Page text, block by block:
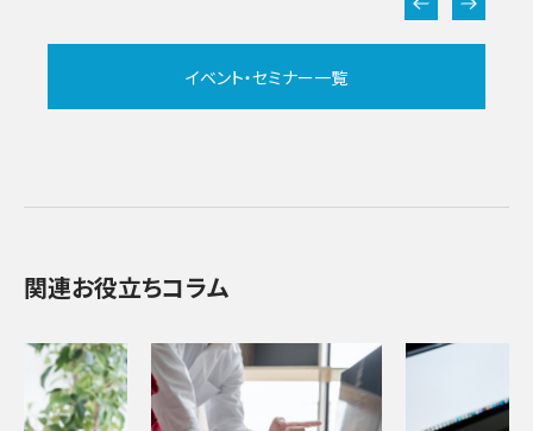
イベント・セミナー一覧
関連お役立ちコラム